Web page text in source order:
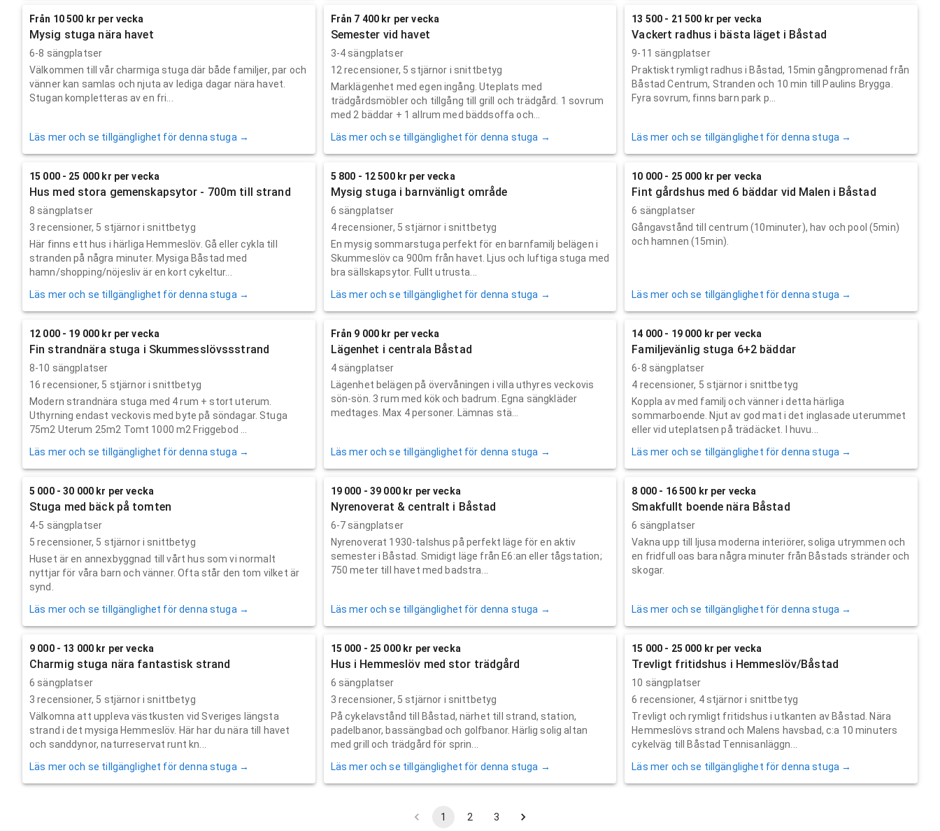
Från 10 500 kr per vecka
Mysig stuga nära havet
6-8 sängplatser
Välkommen till vår charmiga stuga där både familjer, par och
vänner kan samlas och njuta av lediga dagar nära havet.
Stugan kompletteras av en fri...
Läs mer och se tillgänglighet för denna stuga →
Från 7 400 kr per vecka
Semester vid havet
3-4 sängplatser
12 recensioner, 5 stjärnor i snittbetyg
Marklägenhet med egen ingång. Uteplats med
trädgårdsmöbler och tillgång till grill och trädgård. 1 sovrum
med 2 bäddar + 1 allrum med bäddsoffa och...
Läs mer och se tillgänglighet för denna stuga →
13 500 - 21 500 kr per vecka
Vackert radhus i bästa läget i Båstad
9-11 sängplatser
Praktiskt rymligt radhus i Båstad, 15min gångpromenad från
Båstad Centrum, Stranden och 10 min till Paulins Brygga.
Fyra sovrum, finns barn park p...
Läs mer och se tillgänglighet för denna stuga →
15 000 - 25 000 kr per vecka
Hus med stora gemenskapsytor - 700m till strand
8 sängplatser
3 recensioner, 5 stjärnor i snittbetyg
Här finns ett hus i härliga Hemmeslöv. Gå eller cykla till
stranden på några minuter. Mysiga Båstad med
hamn/shopping/nöjesliv är en kort cykeltur...
Läs mer och se tillgänglighet för denna stuga →
5 800 - 12 500 kr per vecka
Mysig stuga i barnvänligt område
6 sängplatser
4recensioner, 5 stjärnor i snittbetyg
En mysig sommarstuga perfekt för en barnfamilj belägen i
Skummeslöv ca 900m från havet. Ljus och luftiga stuga med
bra sällskapsytor. Fullt utrusta...
Läs mer och se tillgänglighet för denna stuga →
10 000 - 25 000 kr per vecka
Fint gårdshus med 6 bäddar vid Malen i Båstad
6 sängplatser
Gångavstånd till centrum (10minuter), hav och pool (5min)
och hamnen (15min).
Läs mer och se tillgänglighet för denna stuga →
12 000 - 19 000 kr per vecka
Fin strandnära stuga i Skummesslövssstrand
8-10 sängplatser
16 recensioner, 5 stjärnor i snittbetyg
Modern strandnära stuga med 4 rum + stort uterum.
Uthyrning endast veckovis med byte på söndagar. Stuga
75m2 Uterum 25m2 Tomt 1000 m2 Friggebod ...
Läs mer och se tillgänglighet för denna stuga →
Från 9 000 kr per vecka
Lägenhet i centrala Båstad
4 sängplatser
Lägenhet belägen på övervåningen i villa uthyres veckovis
sön-sön. 3 rum med kök och badrum. Egna sängkläder
medtages. Max 4 personer. Lämnas stä...
Läs mer och se tillgänglighet för denna stuga →
14 000 - 19 000 kr per vecka
Familjevänlig stuga 6+2 bäddar
6-8 sängplatser
4 recensioner, 5 stjärnor i snittbetyg
Koppla av med familj och vänner i detta härliga
sommarboende. Njut av god mat i det inglasade uterummet
eller vid uteplatsen på trädäcket. I huvu...
Läs mer och se tillgänglighet för denna stuga →
5 000 - 30 000 kr per vecka
Stuga med bäck på tomten
4-5 sängplatser
5 recensioner, 5 stjärnor i snittbetyg
Huset är en annexbyggnad till vårt hus som vi normalt
nyttjar för våra barn och vänner. Ofta står den tom vilket är
synd.
Läs mer och se tillgänglighet för denna stuga →
19 000 - 39 000 kr per vecka
Nyrenoverat & centralt i Båstad
6-7 sängplatser
Nyrenoverat 1930-talshus på perfekt läge för en aktiv
semester i Båstad. Smidigt läge från E6:an eller tågstation;
750 meter till havet med badstra...
Läs mer och se tillgänglighet för denna stuga →
8 000 - 16 500 kr per vecka
Smakfullt boende nära Båstad
6 sängplatser
Vakna upp till ljusa moderna interiörer, soliga utrymmen och
en fridfull oas bara några minuter från Båstads stränder och
skogar.
Läs mer och se tillgänglighet för denna stuga →
9 000 - 13 000 kr per vecka
Charmig stuga nära fantastisk strand
6 sängplatser
3 recensioner, 5 stjärnor i snittbetyg
Välkomna att uppleva västkusten vid Sveriges längsta
strand i det mysiga Hemmeslöv. Här har du nära till havet
och sanddynor, naturreservat runt kn...
Läs mer och se tillgänglighet för denna stuga →
15 000 - 25 000 kr per vecka
Hus i Hemmeslöv med stor trädgård
6 sängplatser
3 recensioner, 5 stjärnor i snittbetyg
På cykelavstånd till Båstad, närhet till strand, station,
padelbanor, bassängbad och golfbanor. Härlig solig altan
med grill och trädgård för sprin...
Läs mer och se tillgänglighet för denna stuga →
15 000 - 25 000 kr per vecka
Trevligt fritidshus i Hemmeslöv/Båstad
10 sängplatser
6 recensioner, 4stjärnor i snittbetyg
Trevligt och rymligt fritidshus i utkanten av Båstad. Nära
Hemmeslövs strand och Malens havsbad, c:a 10 minuters
cykelväg till Båstad Tennisanläggn...
Läs mer och se tillgänglighet för denna stuga →
1 2 3